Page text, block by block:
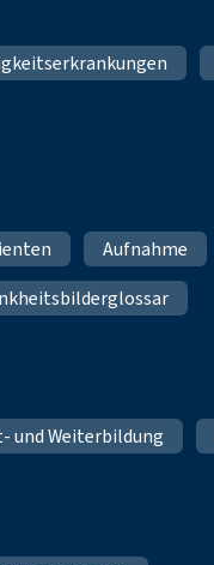
Aufnahme
und Weiterbildung